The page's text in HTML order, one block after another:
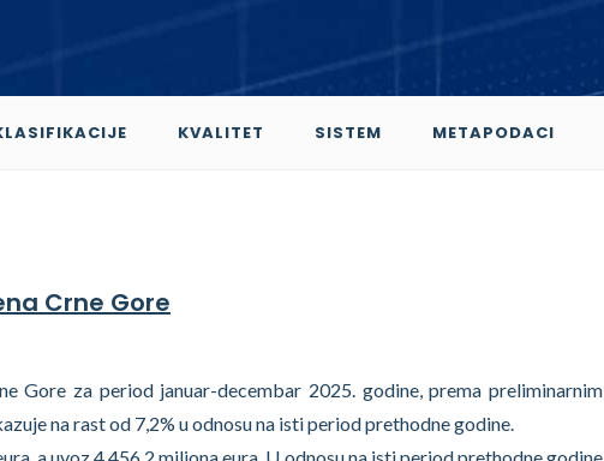
KVALITET SISTEM METAPODACI
Crne Gore
Gore za period januar-decembar 2025. godine, prema preliminarnim
na rast od 7,2% u odnosu na isti period prethodne godine.